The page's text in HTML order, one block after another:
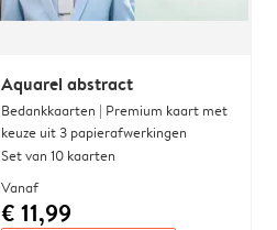
Aquarel abstract
Bedankkaarten | Premium kaart met
keuze uit 3 papierafwerkingen
Set van 10 kaarten
Vanaf
€ 11,99